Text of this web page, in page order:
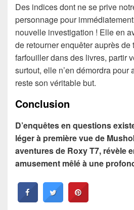
Des indices dont ne se prive
personnage pour
nouvelle investigation ! Elle en
de retourner enquêter auprès de
farfouiller dans des livres, partir
surtout, elle n’en démordra pour
reste son véritable but.
Conclusion
D’enquêtes en questions
léger à première vue de
aventures de Roxy T7, révèle
amusement mêlé à une